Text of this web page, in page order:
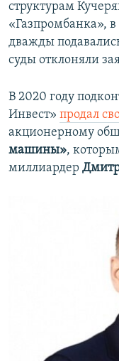
структурам
«Газпромбанка»,
дважды
суды отклоняли
В 2020 году
Инвест» продал
акционерному
машины»,
миллиардер